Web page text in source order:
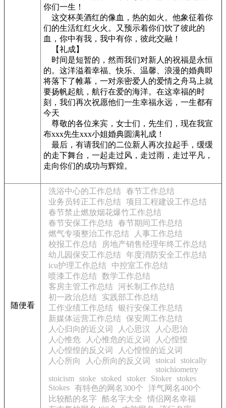
你们一生！
这交杯美酒红的像血，热的如火。他象征着你
们的生活红红火火。又预示着你们饮了彼此的
血，你中有我，我中有你，彼此交融！
【礼成】
时间是短暂的，然而我们对新人的祝福是永恒
的。这洋溢着幸福、快乐、温馨、浪漫的婚典即
将落下了帷幕，一对亲密爱人的爱情之舟马上就
要扬帆起航，航行在爱的海洋。在这幸福的时
刻，我们再次祝愿他们一生幸福永远，一生都有
今天
尊敬的各位来宾，女士们，先生们，现在我宣
布xxx先生xxx小姐婚典圆满礼成！
最后，有请我们的二位新人再次拉起手，缓缓
的走下舞台，一起走过风，走过雨，走过平凡，
走向你们的成功与辉煌。
随便看
洗浴中心的工作总结 春节工作总结
业务员转正工作总结 项目工程建设工作总结
春节禁止燃放烟花爆竹工作总结
春节安保工作总结 春节期间工作总结
燃气专项整治工作总结
人事工作总结
校报工作总结
房地产销售经理年终工作总结
幼儿园保安工作总结 年度消防安全工作总结
icu护理工作总结
中控室工作总结
喷漆工作总结 数学工作总结
客房主管工作总结 河长制工作总结
初一政治总结
实践部工作总结
工作业绩工作总结 银行安保工作总结
新媒体运营工作总结 保安周工作总结
人心归向的近义词
人心思汉
人心思治
人心惟危
人心惟危的近义词
人心惶惶
人心惶惶的反义词
人心惶惶的近义词
人心所向
人心所向的反义词 stoical
stoically
stoichiometry
stoicism
stoke stoked stoker Stoker stokes
Stokes 有特色的网名300个
洋气网名400个
比较酷的名字
酷名字大全
情侣网名幸福